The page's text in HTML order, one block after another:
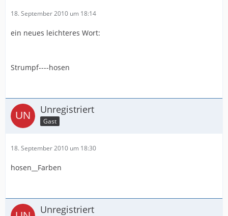
18. September 2010 um 18:14
ein neues leichteres Wort:
Strumpf----hosen
Unregistriert
Gast
18. September 2010 um 18:30
hosen__Farben
Unregistriert